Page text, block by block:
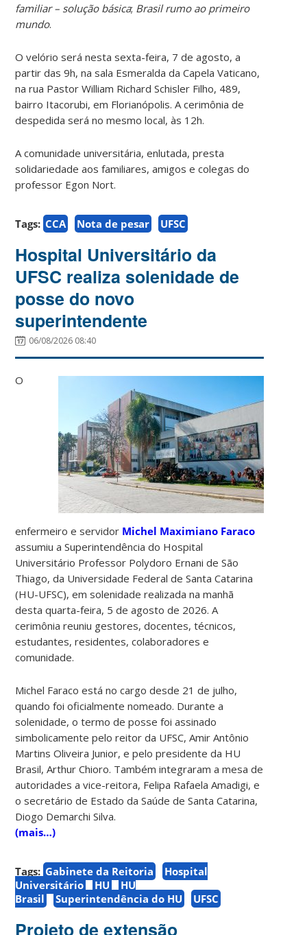
familiar – solução básica; Brasil rumo ao primeiro
mundo.
O velório será nesta sexta-feira, 7 de agosto, a
partir das 9h, na sala Esmeralda da Capela Vaticano,
na rua Pastor William Richard Schisler Filho, 489,
bairro Itacorubi, em Florianópolis. A cerimônia de
despedida será no mesmo local, às 12h.
A comunidade universitária, enlutada, presta
solidariedade aos familiares, amigos e colegas do
professor Egon Nort.
Tags: CCA Nota de pesar UFSC
Hospital Universitário da
UFSC realiza solenidade de
posse do novo
superintendente
06/08/2026 08:40
O
enfermeiro e servidor Michel Maximiano Faraco
assumiu a Superintendência do Hospital
Universitário Professor Polydoro Ernani de São
Thiago, da Universidade Federal de Santa Catarina
(HU-UFSC), em solenidade realizada na manhã
desta quarta-feira, 5 de agosto de 2026. A
cerimônia reuniu gestores, docentes, técnicos,
estudantes, residentes, colaboradores e
comunidade.
Michel Faraco está no cargo desde 21 de julho,
quando foi oficialmente nomeado. Durante a
solenidade, o termo de posse foi assinado
simbolicamente pelo reitor da UFSC, Amir Antônio
Martins Oliveira Junior, e pelo presidente da HU
Brasil, Arthur Chioro. Também integraram a mesa de
autoridades a vice-reitora, Felipa Rafaela Amadigi, e
o secretário de Estado da Saúde de Santa Catarina,
Diogo Demarchi Silva.
(mais…)
Tags: Gabinete da Reitoria
Hospital
Universitário
HU
HU
Brasil
Superintendência do HU UFSC
Projeto de extensão